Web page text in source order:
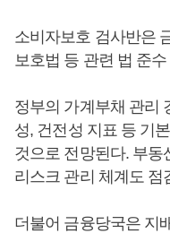
소비자보호 검사반은
보호법 등 관련 법 준
정부의 가계부채 관리
성, 건전성 지표 등 기
것으로 전망된다. 부동
리스크 관리 체계도 점
더불어 금융당국은 지